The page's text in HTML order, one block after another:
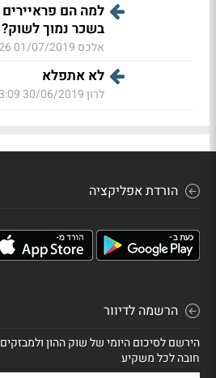
למה הם פראיירים
בשכר נמוך
אלכס 01/07/2019 17:26
לא אתפלא
לרון30/06/2019 13:09
הורדת אפליקציה
הרשמה לדיוור
הירשם לסיכום היומי של שוק ההון
חובה לכל משקיע